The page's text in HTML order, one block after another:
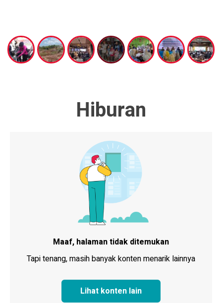
Hiburan
Maaf, halaman tidak ditemukan
Tapi tenang, masih banyak konten menarik lainnya
Lihat konten lain